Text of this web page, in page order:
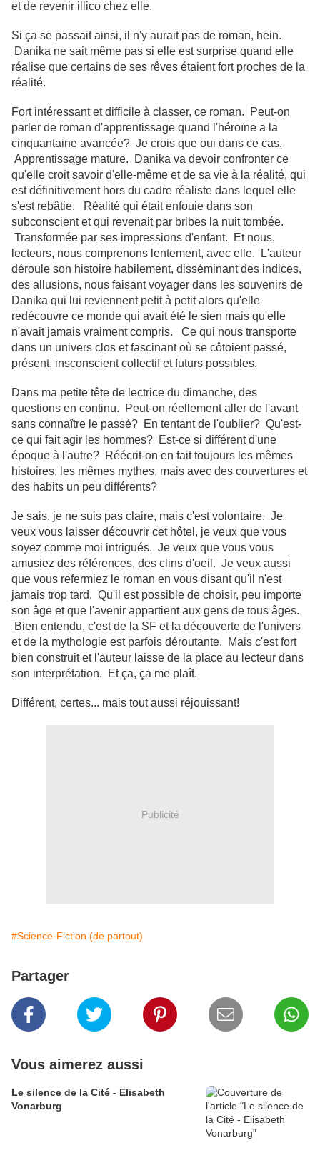
et de revenir illico chez elle.
Si ça se passait ainsi, il n'y aurait pas de roman, hein.
Danika ne sait même pas si elle est surprise quand elle
réalise que certains de ses rêves étaient fort proches de la
réalité.
Fort intéressant et difficile à classer, ce roman. Peut-on
parler de roman d'apprentissage quand l'héroïne a la
cinquantaine avancée? Je crois que oui dans ce cas.
Apprentissage mature. Danika va devoir confronter ce
qu'elle croit savoir d'elle-même et de sa vie à la réalité, qui
est définitivement hors du cadre réaliste dans lequel elle
s'est rebâtie. Réalité qui était enfouie dans son
subconscient et qui revenait par bribes la nuit tombée.
Transformée par ses impressions d'enfant. Et nous,
lecteurs, nous comprenons lentement, avec elle. L'auteur
déroule son histoire habilement, disséminant des indices,
des allusions, nous faisant voyager dans les souvenirs de
Danika qui lui reviennent petit à petit alors qu'elle
redécouvre ce monde qui avait été le sien mais qu'elle
n'avait jamais vraiment compris. Ce qui nous transporte
dans un univers clos et fascinant où se côtoient passé,
présent, insconscient collectif et futurs possibles.
Dans ma petite tête de lectrice du dimanche, des
questions en continu. Peut-on réellement aller de l'avant
sans connaître le passé? En tentant de l'oublier? Qu'est-
ce qui fait agir les hommes? Est-ce si différent d'une
époque à l'autre? Réécrit-on en fait toujours les mêmes
histoires, les mêmes mythes, mais avec des couvertures et
des habits un peu différents?
Je sais, je ne suis pas claire, mais c'est volontaire. Je
veux vous laisser découvrir cet hôtel, je veux que vous
soyez comme moi intrigués. Je veux que vous vous
amusiez des références, des clins d'oeil. Je veux aussi
que vous refermiez le roman en vous disant qu'il n'est
jamais trop tard. Qu'il est possible de choisir, peu importe
son âge et que l'avenir appartient aux gens de tous âges.
Bien entendu, c'est de la SF et la découverte de l'univers
et de la mythologie est parfois déroutante. Mais c'est fort
bien construit et l'auteur laisse de la place au lecteur dans
son interprétation. Et ça, ça me plaît.
Différent, certes... mais tout aussi réjouissant!
Publicité
#Science-Fiction (de partout)
Partager
Vous aimerez aussi
Le silence de la Cité - Elisabeth
Vonarburg